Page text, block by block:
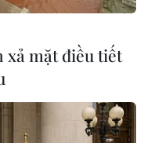
xả mặt điều tiết